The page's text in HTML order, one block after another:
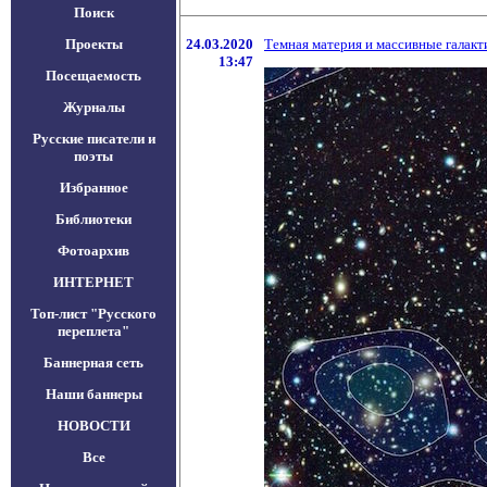
Поиск
Проекты
Посещаемость
Журналы
Русские писатели и
поэты
Избранное
Библиотеки
Фотоархив
ИНТЕРНЕТ
Топ-лист "Русского
переплета"
Баннерная сеть
Наши баннеры
НОВОСТИ
Все
24.03.2020
13:47
Темная материя и массивные